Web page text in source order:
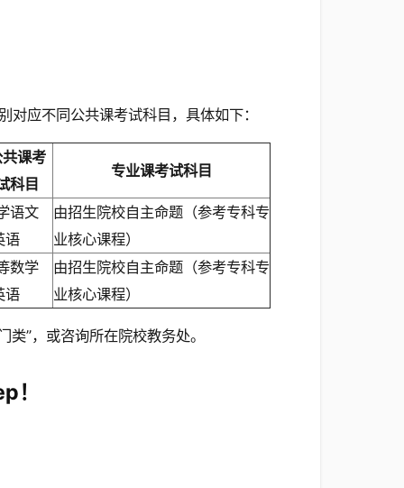
对应不同公共课考试科目，具体如下：
课考
科目
专业课考试科目
语文
语
由招生院校自主命题（参考专科专
业核心课程）
数学
语
由招生院校自主命题（参考专科专
业核心课程）
”，或咨询所在院校教务处。
！